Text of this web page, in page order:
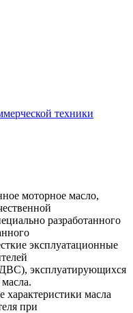
техники
моторное масло,
разработанного
эксплуатационные
эксплуатирующихся
характеристики масла
при